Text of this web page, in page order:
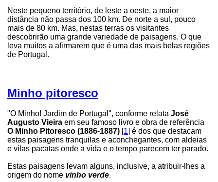
Neste pequeno território, de leste a oeste, a maior
distância não passa dos 100 km. De norte a sul, pouco
mais de 80 km. Mas, nestas terras os visitantes
descobrirão uma grande variedade de paisagens. O que
leva muitos a afirmarem que é uma das mais belas regiões
de Portugal.
Minho pitoresco
"O Minho! Jardim de Portugal", conforme relata José
Augusto Vieira em seu famoso livro e obra de referência
O Minho Pitoresco (1886-1887) 1 ] é dos que destacam
estas paisagens tranquilas e aconchegantes, com aldeias
e vilas pacatas onde a vida e o tempo parecem ter parado.
Estas paisagens levam alguns, inclusive, a atribuir-lhes a
origem do nome vinho verde.